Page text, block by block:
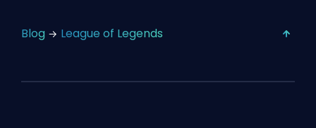
Blog League of Legends